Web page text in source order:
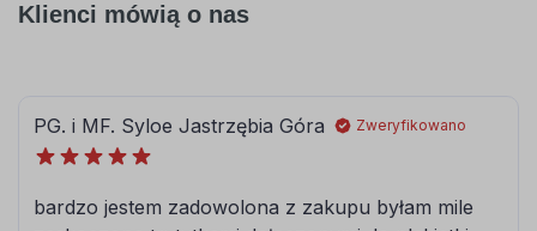
Klienci mówią o nas